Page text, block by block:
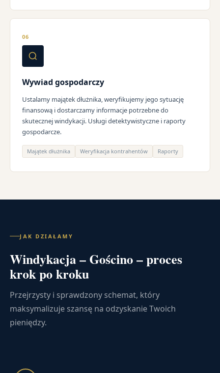
06
Wywiad gospodarczy
Ustalamy majątek dłużnika, weryfikujemy jego sytuację
finansową i dostarczamy informacje potrzebne do
skutecznej windykacji. Usługi detektywistyczne i raporty
gospodarcze.
Majątek dłużnika Weryfikacja kontrahentów Raporty
JAK DZIAŁAMY
Windykacja – Gościno – proces
krok po kroku
Przejrzysty i sprawdzony schemat, który
maksymalizuje szansę na odzyskanie Twoich
pieniędzy.